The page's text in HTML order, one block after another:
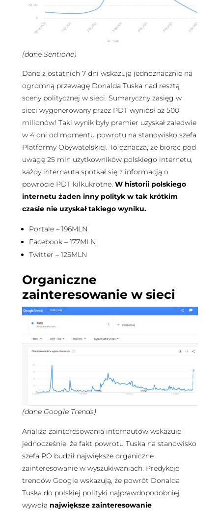
(dane Sentione)
Dane z ostatnich 7 dni wskazują jednoznacznie na
ogromną przewagę Donalda Tuska nad resztą
sceny politycznej w sieci. Sumaryczny zasięg w
sieci wygenerowany przez PDT wyniósł aż 500
milionów! Taki wynik były premier uzyskał zaledwie
w 4 dni od momentu powrotu na stanowisko szefa
Platformy Obywatelskiej. To oznacza, że biorąc pod
uwagę 25 mln użytkowników polskiego internetu,
każdy internauta spotkał się z informacją o
powrocie PDT kilkukrotne. W historii polskiego
internetu żaden inny polityk w tak krótkim
czasie nie uzyskał takiego wyniku.
Portale – 196MLN
Facebook – 177MLN
Twitter – 125MLN
Organiczne
zainteresowanie w sieci
(dane Google Trends)
Analiza zainteresowania internautów wskazuje
jednocześnie, że fakt powrotu Tuska na stanowisko
szefa PO budził największe organiczne
zainteresowanie w wyszukiwaniach. Predykcje
trendów Google wskazują, że powrót Donalda
Tuska do polskiej polityki najprawdopodobniej
wywoła największe zainteresowanie